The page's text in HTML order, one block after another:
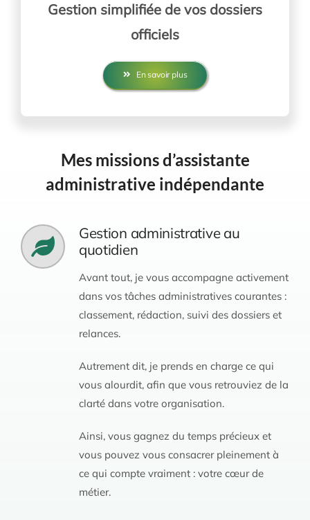
Gestion simplifiée de vos dossiers
officiels
En savoir plus
Mes missions d’assistante
administrative indépendante
Gestion administrative au
quotidien
Avant tout, je vous accompagne activement
dans vos tâches administratives courantes :
classement, rédaction, suivi des dossiers et
relances.
Autrement dit, je prends en charge ce qui
vous alourdit, afin que vous retrouviez de la
clarté dans votre organisation.
Ainsi, vous gagnez du temps précieux et
vous pouvez vous consacrer pleinement à
ce qui compte vraiment : votre cœur de
métier.